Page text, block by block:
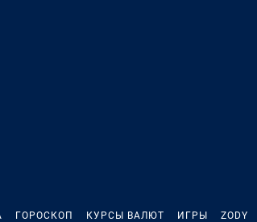
ГОРОСКОП КУРСЫ ВАЛЮТ ИГРЫ ZODY